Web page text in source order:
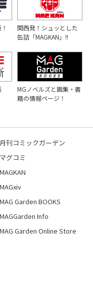
関西発！シュッとした
缶詰「MAGKAN」!!
MGノベルズと画集・書
籍の情報ページ！
月刊コミックガーデン
マグコミ
MAGKAN
MAGxiv
MAG Garden BOOKS
MAGGarden Info
MAG Garden Online Store